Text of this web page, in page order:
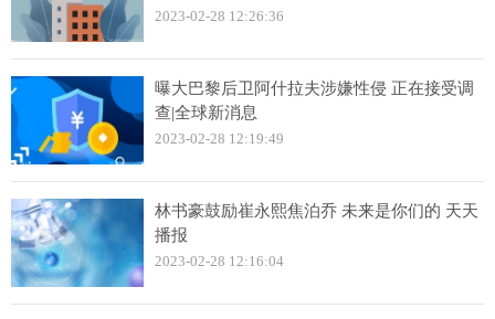
2023-02-28 12:26:36
曝大巴黎后卫阿什拉夫涉嫌性侵 正在接受调
查|全球新消息
2023-02-28 12:19:49
林书豪鼓励崔永熙焦泊乔 未来是你们的 天天
播报
2023-02-28 12:16:04